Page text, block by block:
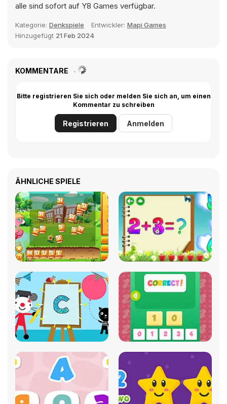
alle sind sofort auf Y8 Games verfügbar.
Kategorie: Denkspiele Entwickler: Mapi Games
Hinzugefügt 21 Feb 2024
KOMMENTARE
Bitte registrieren Sie sich oder melden Sie sich an, um einen
Kommentar zu schreiben
Registrieren Anmelden
ÄHNLICHE SPIELE